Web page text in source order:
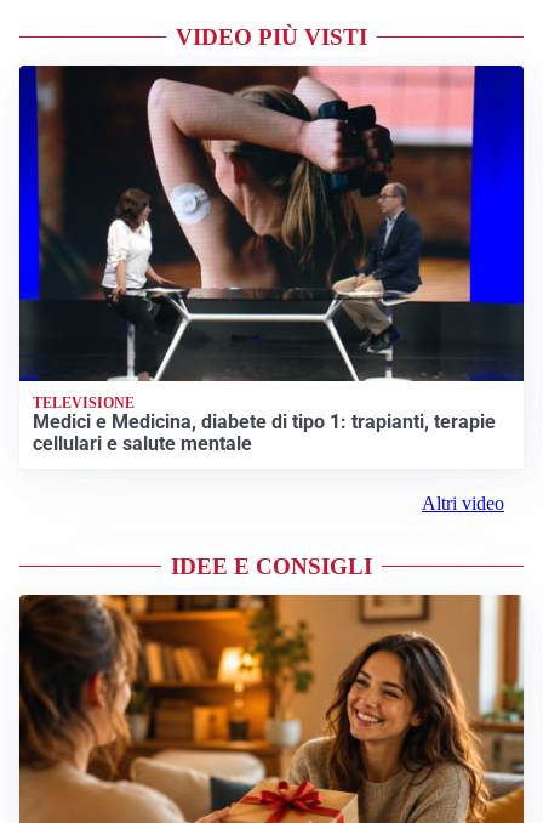
VIDEO PIÙ VISTI
TELEVISIONE
Medici e Medicina, diabete di tipo 1: trapianti, terapie
cellulari e salute mentale
Altri video
IDEE E CONSIGLI